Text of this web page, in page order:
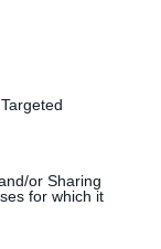
or Sharing
for which it